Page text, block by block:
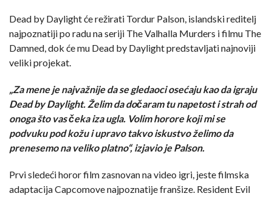
Dead by Daylight će režirati Tordur Palson, islandski reditelj
najpoznatiji po radu na seriji The Valhalla Murders i filmu The
Damned, dok će mu Dead by Daylight predstavljati najnoviji
veliki projekat.
„Za mene je najvažnije da se gledaoci osećaju kao da igraju
Dead by Daylight. Želim da dočaram tu napetost i strah od
onoga što vas čeka iza ugla. Volim horore koji mi se
podvuku pod kožu i upravo takvo iskustvo želimo da
prenesemo na veliko platno“, izjavio je Palson.
Prvi sledeći horor film zasnovan na video igri, jeste filmska
adaptacija Capcomove najpoznatije franšize. Resident Evil